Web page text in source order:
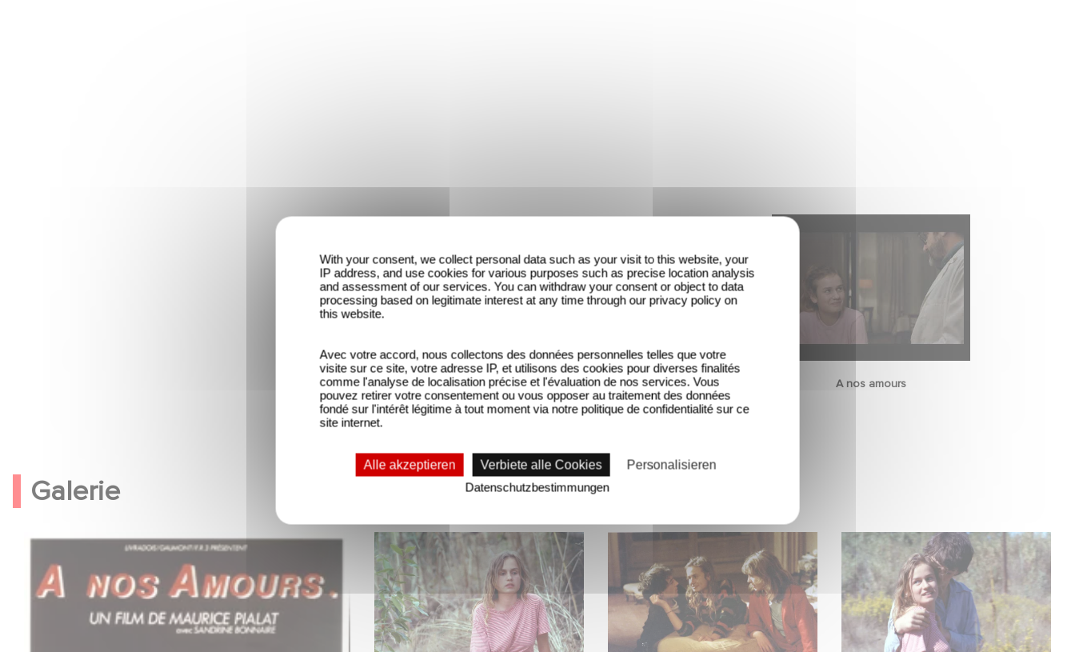
A nos amours
Galerie
With your consent, we collect personal data such as your visit to this website, your
IP address, and use cookies for various purposes such as precise location analysis
and assessment of our services. You can withdraw your consent or object to data
processing based on legitimate interest at any time through our privacy policy on
this website.
Avec votre accord, nous collectons des données personnelles telles que votre
visite sur ce site, votre adresse IP, et utilisons des cookies pour diverses finalités
comme l'analyse de localisation précise et l'évaluation de nos services. Vous
pouvez retirer votre consentement ou vous opposer au traitement des données
fondé sur l'intérêt légitime à tout moment via notre politique de confidentialité sur ce
site internet.
Alle akzeptieren Verbiete alle Cookies
Personalisieren
Datenschutzbestimmungen